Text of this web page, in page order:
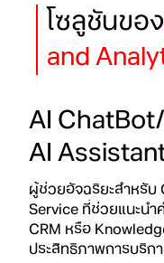
โซลูชันของ
and
AI
AI
ผู้ช่วยอัจฉริยะสำหรับ
Service ที่ช่วยแนะน
CRM หรือ
ประสิทธิภาพการบริก